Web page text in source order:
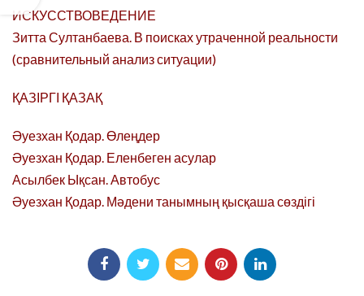
ИСКУССТВОВЕДЕНИЕ
Зитта Султанбаева. В поисках утраченной реальности
(сравнительный анализ ситуации)
ҚАЗІРГІ ҚАЗАҚ
Әуезхан Қодар. Өлеңдер
Әуезхан Қодар. Еленбеген асулар
Асылбек Ықсан. Автобус
Әуезхан Қодар. Мәдени танымның қысқаша сөздігі